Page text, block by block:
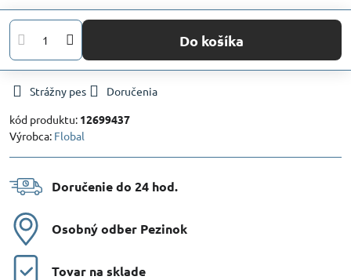
Do košíka
Strážny pes
Doručenia
kód produktu: 12699437
Výrobca: Flobal
Doručenie do 24 hod​.
Osobný odber Pezinok
Tovar na sklade